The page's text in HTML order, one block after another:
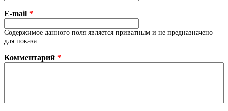
E-mail *
Содержимое данного поля является приватным и не предназначено
для показа.
Комментарий *